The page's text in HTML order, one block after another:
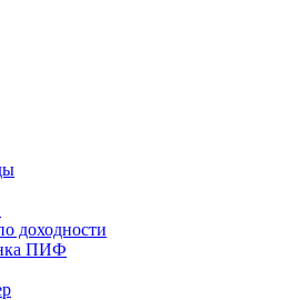
доходности
ПИФ